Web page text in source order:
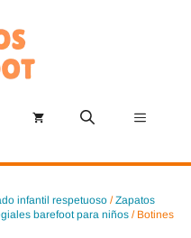
Menú
infantil respetuoso /Zapatos
barefoot para niños / Botines